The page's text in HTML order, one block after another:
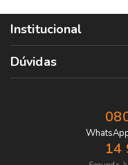
Institucional
Dúvidas
14